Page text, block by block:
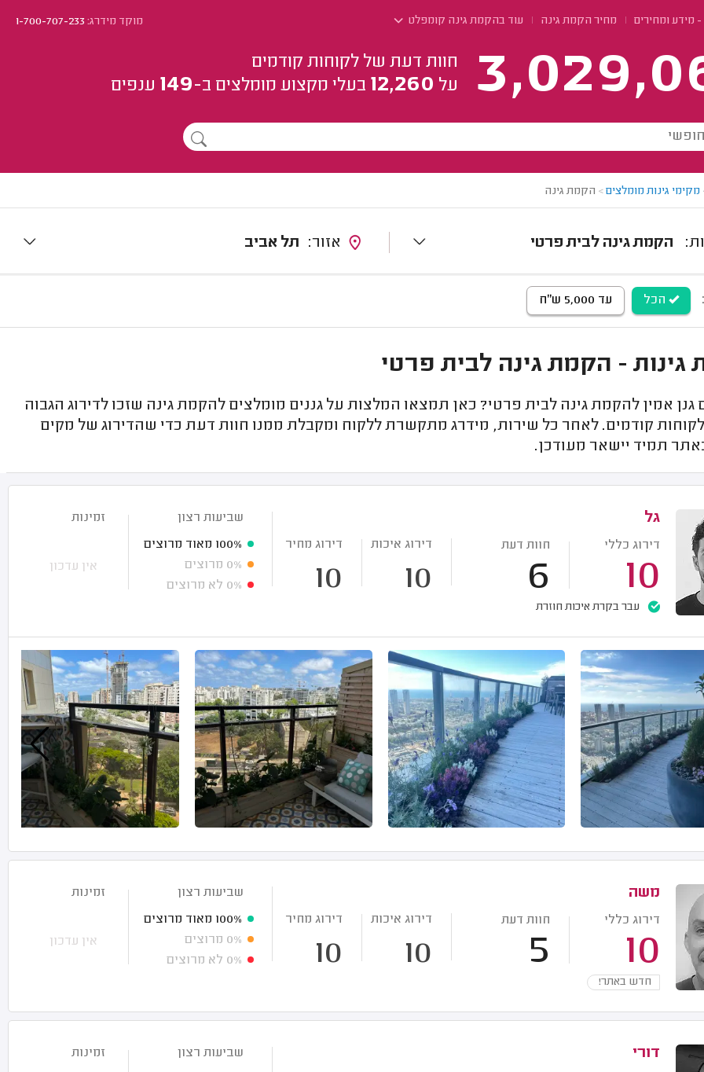
מידע ומחירים מחיר הקמת גינה עוד בהקמת גינה קומפלט מוקד מידרג:1-700-707-233
חוות דעת של לקוחות קודמים
על 12,260 בעלי מקצוע מומלצים ב-149 ענפים
מקימי גינות מומלצים> הקמת גינה
הקמת גינה לבית פרטי תל אביב
הכל עד 5,000 ש"ח
גינות - הקמת גינה לבית פרטי
אמין להקמת גינה לבית פרטי? כאן תמצאו המלצות על גננים מומלצים להקמת גינה שזכו לדירוג הגבוה
קודמים. לאחר כל שירות, מידרג מתקשרת ללקוח ומקבלת ממנו חוות דעת כדי שהדירוג של מקים
תמיד יישאר מעודכן.
גל
דירוג כללי
10
חוות דעת
6
דירוג איכות
10
דירוג מחיר
10
עבר בקרת איכות חוזרת
שביעות רצון
100% מאוד מרוצים
0% מרוצים
0% לא מרוצים
זמינות
אין עדכון
משה
דירוג כללי
10
חוות דעת
5
דירוג איכות
10
דירוג מחיר
10
חדש באתר!
שביעות רצון
100% מאוד מרוצים
0% מרוצים
0% לא מרוצים
זמינות
אין עדכון
דורי
שביעות רצון
זמינות